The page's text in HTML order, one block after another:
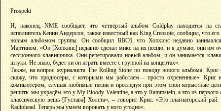
Prospekt
И, наконец, NME сообщает, что четвёртый альбом Coldplay находится на
исполнитель Кенни Андерсон, также известный как King Creosote, сообщил, что
новым альбомом группы. Он сообщил BBC6, что Хопкинс недавно
Мартином. «Он [Хопкинс] недавно сделал микс на их песню, и я думаю, они им
сессионного клавишника. Они репетировали новый альбом, и он занимается
штуки. Не знаю, будет ли он играть вместе с группой на концертах».
Также, на вопрос журналиста The Rolling Stone по поводу нового альбома,
скажу, что продюсеры, с которыми мы работаем – просто охрененные». Крис
компьютером, слушая любимые песни и преследуя при этом свои корыстные
решить: мы украдём это у My Bloody Valentine, а это у Rammstein, а это из
классическую вещь [Густава] Холста», – говорит Крис. «Это плагиаторский
Radiohead. Теперь мы умеем воровать у кого угодно».